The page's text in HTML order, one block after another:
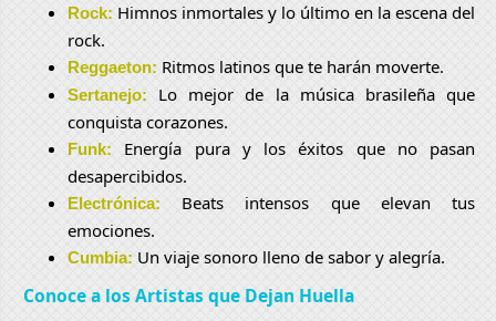
Rock: Himnos inmortales y lo último en la escena del
rock.
Reggaeton: Ritmos latinos que te harán moverte.
Sertanejo:
Lo mejor de la música brasileña que
conquista corazones.
Funk:
Energía pura y los éxitos que no pasan
desapercibidos.
Electrónica:
Beats intensos que elevan tus
emociones.
Cumbia: Un viaje sonoro lleno de sabor y alegría.
Conoce a los Artistas que Dejan Huella